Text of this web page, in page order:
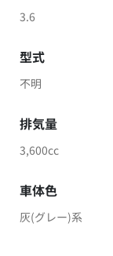
3.6
型式
不明
排気量
3,600cc
車体色
灰(グレー)系